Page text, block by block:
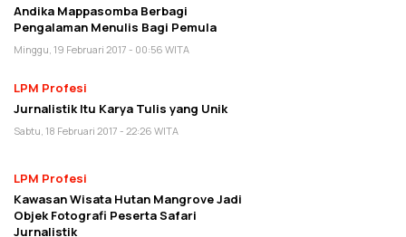
Andika Mappasomba Berbagi
Pengalaman Menulis Bagi Pemula
Minggu, 19 Februari 2017 - 00:56 WITA
LPM Profesi
Jurnalistik Itu Karya Tulis yang Unik
Sabtu, 18 Februari 2017 - 22:26 WITA
LPM Profesi
Kawasan Wisata Hutan Mangrove Jadi
Objek Fotografi Peserta Safari
Jurnalistik